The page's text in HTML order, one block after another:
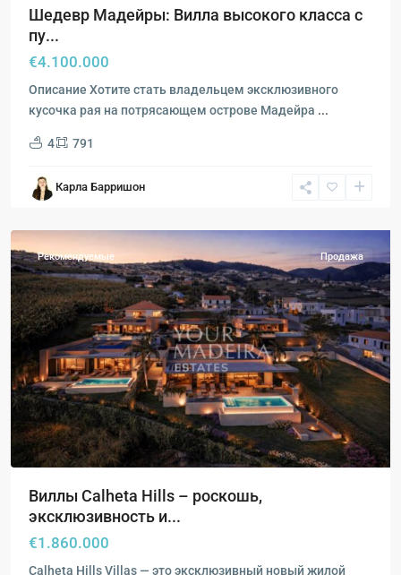
Шедевр Мадейры: Вилла высокого класса с
пу...
€4.100.000
Описание Хотите стать владельцем эксклюзивного
кусочка рая на потрясающем острове Мадейра ...
4 791
Карла Барришон
Кальета
Эстрейто-
да-
Рекомендуемые Продажа
Виллы Calheta Hills – роскошь,
эксклюзивность и...
€1.860.000
Calheta Hills Villas — это эксклюзивный новый жилой